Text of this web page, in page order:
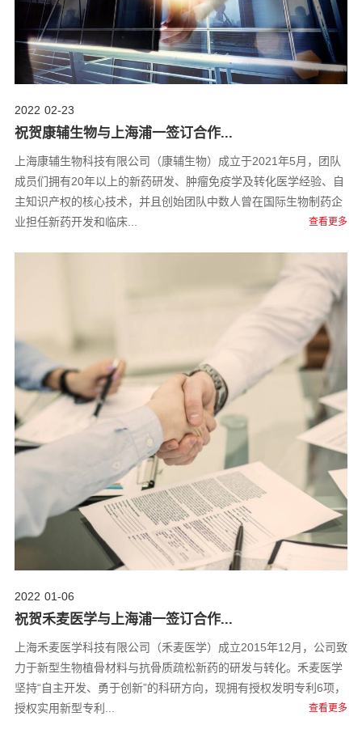
02-23
2022
祝贺康辅生物与上海浦一签订合作...
上海康辅生物科技有限公司（康辅生物）成立于2021年5月，团队
成员们拥有20年以上的新药研发、肿瘤免疫学及转化医学经验、自
主知识产权的核心技术，并且创始团队中数人曾在国际生物制药企
业担任新药开发和临床...
查看更多
01-06
2022
祝贺禾麦医学与上海浦一签订合作...
上海禾麦医学科技有限公司（禾麦医学）成立2015年12月，公司致
力于新型生物植骨材料与抗骨质疏松新药的研发与转化。禾麦医学
坚持“自主开发、勇于创新”的科研方向，现拥有授权发明专利6项，
授权实用新型专利...
查看更多